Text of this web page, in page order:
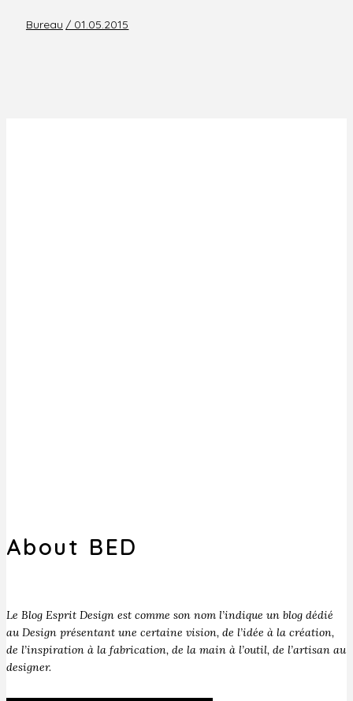
Bureau / 01.05.2015
About BED
Le Blog Esprit Design est comme son nom l’indique un blog dédié
au Design présentant une certaine vision, de l’idée à la création,
de l’inspiration à la fabrication, de la main à l’outil, de l’artisan au
designer.